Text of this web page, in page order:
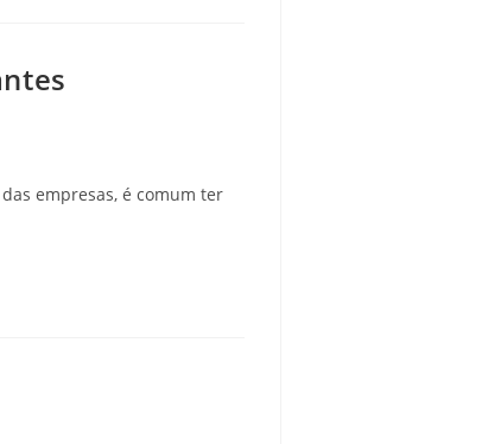
empresas, é comum ter